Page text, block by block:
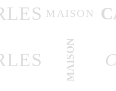
MAISON
MAISON